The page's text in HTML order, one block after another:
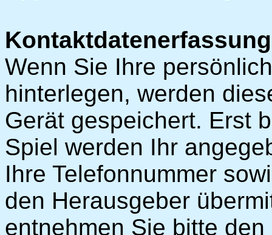
Wenn Sie Ihre
hinterlegen, werden
Gerät gespeichert. Erst
Spiel werden Ihr
Ihre Telefonnummer
den Herausgeber
entnehmen Sie bitte